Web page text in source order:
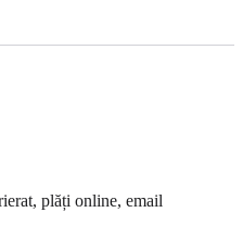
plăți online, email